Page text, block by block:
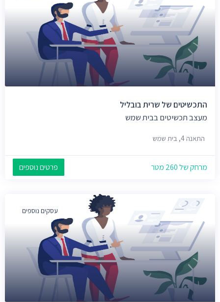
התכשיטים של שרית בובליל
מעצב תכשיטים בבית שמש
התאנה 4, בית שמש
מרחק של 260 מטר פרטים נוספים
עסקים נוספים